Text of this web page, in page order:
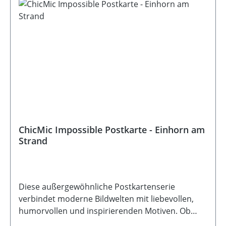
ChicMic Impossible Postkarte - Einhorn am
Strand
Diese außergewöhnliche Postkartenserie
verbindet moderne Bildwelten mit liebevollen,
humorvollen und inspirierenden Motiven. Ob